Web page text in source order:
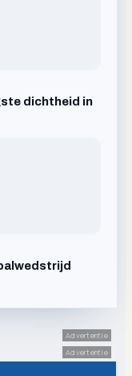
dichtheid in
Advertentie
Advertentie